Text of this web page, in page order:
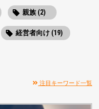
親族 (2)
経営者向け (19)
注目キーワード一覧